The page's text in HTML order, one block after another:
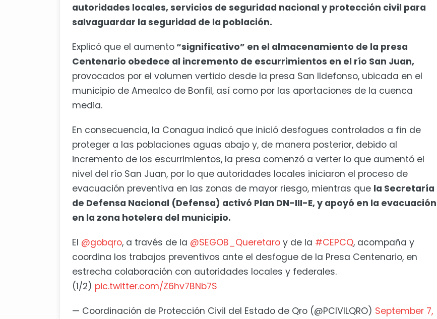
autoridades locales, servicios de seguridad nacional y protección civil para
salvaguardar la seguridad de la población.
Explicó que el aumento“significativo” en el almacenamiento de la presa
Centenario obedece al incremento de escurrimientos en el río San Juan,
provocados por el volumen vertido desde la presa San Ildefonso, ubicada en el
municipio de Amealco de Bonfil, así como por las aportaciones de la cuenca
media.
En consecuencia, la Conagua indicó que inició desfogues controlados a fin de
proteger a las poblaciones aguas abajo y, de manera posterior, debido al
incremento de los escurrimientos, la presa comenzó a verter lo que aumentó el
nivel del río San Juan, por lo que autoridades locales iniciaron el proceso de
evacuación preventiva en las zonas de mayor riesgo, mientras que la Secretaría
de Defensa Nacional (Defensa) activó Plan DN-III-E, y apoyó en la evacuación
en la zona hotelera del municipio.
El @gobqro, a través de la @SEGOB_Queretaro y de la #CEPCQ, acompaña y
coordina los trabajos preventivos ante el desfogue de la Presa Centenario, en
estrecha colaboración con autoridades locales y federales.
(1/2) pic.twitter.com/Z6hv7BNb7S
— Coordinación de Protección Civil del Estado de Qro (@PCIVILQRO) September 7,